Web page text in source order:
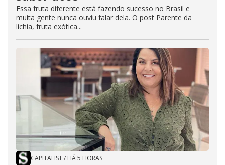
Essa fruta diferente está fazendo sucesso no Brasil e
muita gente nunca ouviu falar dela. O post Parente da
lichia, fruta exótica...
CAPITALIST/ HÁ 5 HORAS